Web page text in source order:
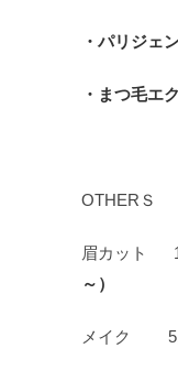
・パリジ
・まつ毛エ
OTHERＳ
眉カット
～）
メイク